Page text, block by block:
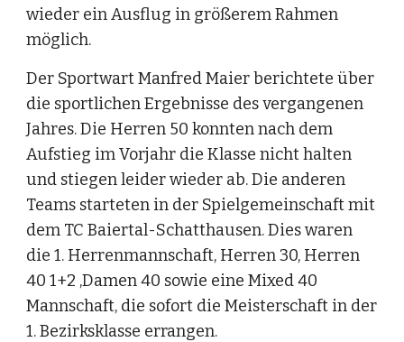
wieder ein Ausflug in größerem Rahmen
möglich.
Der Sportwart Manfred Maier berichtete über
die sportlichen Ergebnisse des vergangenen
Jahres. Die Herren 50 konnten nach dem
Aufstieg im Vorjahr die Klasse nicht halten
und stiegen leider wieder ab. Die anderen
Teams starteten in der Spielgemeinschaft mit
dem TC Baiertal-Schatthausen. Dies waren
die 1. Herrenmannschaft, Herren 30, Herren
40 1+2 ,Damen 40 sowie eine Mixed 40
Mannschaft, die sofort die Meisterschaft in der
1. Bezirksklasse errangen.